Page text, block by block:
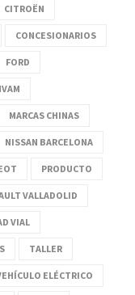
CITROËN
CONCESIONARIOS
FORD
MARCAS CHINAS
NISSAN BARCELONA
PRODUCTO
VALLADOLID
VIAL
TALLER
ELÉCTRICO